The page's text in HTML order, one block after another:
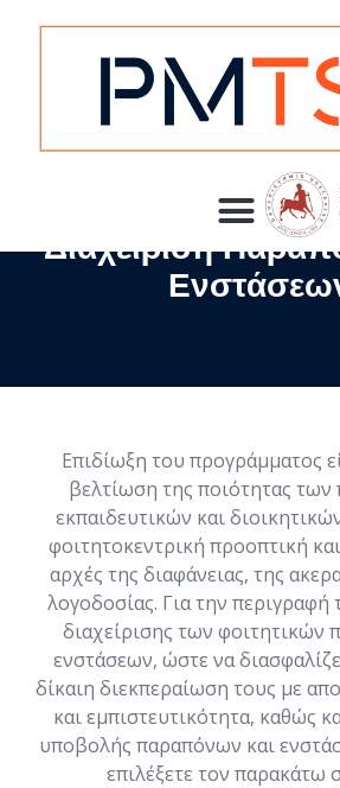
Διαχείριση
Επιδίωξη του προγράμματος
βελτίωση της ποιότητας
εκπαιδευτικών και
φοιτητοκεντρική προοπτική
αρχές της διαφάνειας, της
λογοδοσίας. Για την
διαχείρισης των φοιτητικών
ενστάσεων, ώστε να
δίκαιη διεκπεραίωση τους με
και εμπιστευτικότητα, καθώς
υποβολής παραπόνων και
επιλέξετε τον παρακάτω